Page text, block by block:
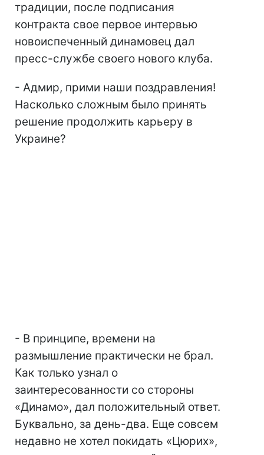
традиции, после подписания
контракта свое первое интервью
новоиспеченный динамовец дал
пресс-службе своего нового клуба.
- Адмир, прими наши поздравления!
Насколько сложным было принять
решение продолжить карьеру в
Украине?
- В принципе, времени на
размышление практически не брал.
Как только узнал о
заинтересованности со стороны
«Динамо», дал положительный ответ.
Буквально, за день-два. Еще совсем
недавно не хотел покидать «Цюрих»,